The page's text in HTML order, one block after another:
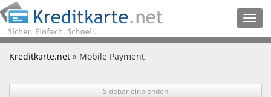
Kreditkarte.net » Mobile Payment
Sidebar einblenden